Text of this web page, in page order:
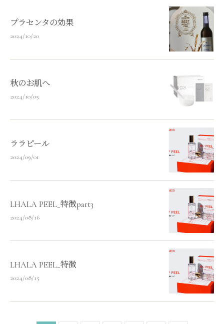
プラセンタの効果
2024/10/20
秋のお肌へ
2024/10/05
ララピール
2024/09/01
LHALA PEEL_特徴part3
2024/08/16
LHALA PEEL_特徴
2024/08/15